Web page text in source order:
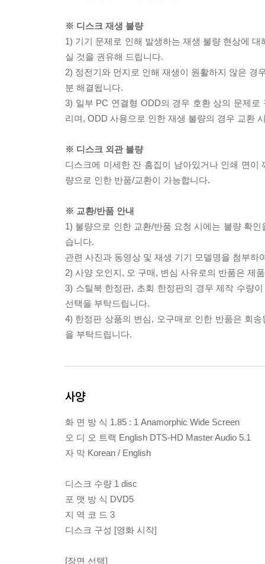
※ 디스크 재생 불량
1) 기기 문제로 인해 발생하는 재생 불량 현상에
실 것을 권유해 드립니다.
2) 정전기와 먼지로 인해 재생이 원활하지 않은 경
분 해결됩니다.
3) 일부 PC 연결형 ODD의 경우 호환 상의 문제
리며, ODD 사용으로 인한 재생 불량의 경우 교환
※ 디스크 외관 불량
디스크에 미세한 잔 흠집이 남아있거나 인쇄 면
량으로 인한 반품/교환이 가능합니다.
※ 교환/반품 안내
1) 불량으로 인한 교환/반품 요청 시에는 불량 확
습니다.
관련 사진과 동영상 및 재생 기기 모델명을 첨부하
2) 사양 오인지, 오 구매, 변심 사유로의 반품은 제
3) 스틸북 한정판, 초회 한정판의 경우 제작 수량
선택을 부탁드립니다.
4) 한정판 상품의 변심, 오구매로 인한 반품은 회
을 부탁드립니다.
사양
화 면 방 식 1.85 : 1 Anamorphic Wide Screen
오 디 오 트랙 English DTS-HD Master Audio 5.1
자 막 Korean / English
디스크 수량 1 disc
포 맷 방 식 DVD5
지 역 코 드 3
디스크 구성 [영화 시작]
[장면 선택]